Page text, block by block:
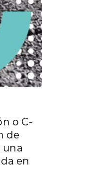
o C-
de
una
en